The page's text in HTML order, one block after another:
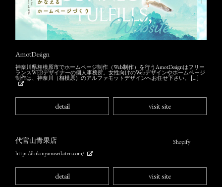
AmotDesign
神奈川県相模原市でホームページ制作（Web制作）を行うAmotDesignはフリー
ランスWEBデザイナーの個人事務所。女性向けのWebデザインやホームページ
制作は、神奈川（相模原）のアルファモットデザインへお任せ下さい。 […]
detail visit site
代官山青果店
https://daikanyamaseikaten.com/
Shopify
detail visit site